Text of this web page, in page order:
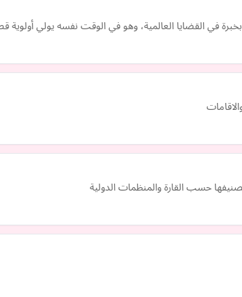
في القضايا العالمية، وهو في الوقت نفسه يولي
حسب القارة والمنظمات الدولية